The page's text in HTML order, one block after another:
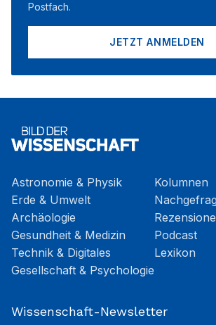
Postfach.
JETZT ANMELDEN
Astronomie & Physik
Erde & Umwelt
Archäologie
Gesundheit & Medizin
Technik & Digitales
Gesellschaft & Psychologie
Kolumnen
Podcast
Lexikon
Wissenschaft-Newsletter